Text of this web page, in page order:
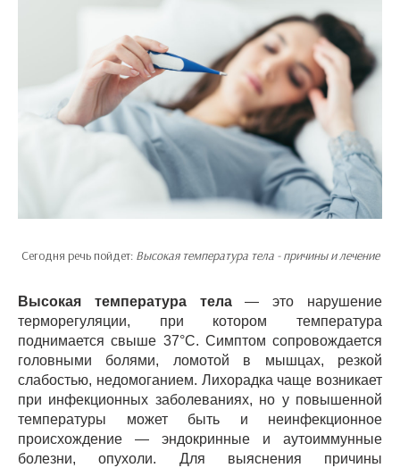
Сегодня речь пойдет: Высокая температура тела - причины и лечение
Высокая температура тела— это нарушение
терморегуляции, при котором температура
поднимается свыше 37°C. Симптом сопровождается
головными болями, ломотой в мышцах, резкой
слабостью, недомоганием. Лихорадка чаще возникает
при инфекционных заболеваниях, но у повышенной
температуры может быть и неинфекционное
происхождение — эндокринные и аутоиммунные
болезни, опухоли. Для выяснения причины